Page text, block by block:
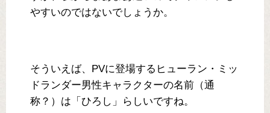
やすいのではないでしょうか。
そういえば、PVに登場するヒューラン・ミッ
ドランダー男性キャラクターの名前（通
称？）は「ひろし」らしいですね。